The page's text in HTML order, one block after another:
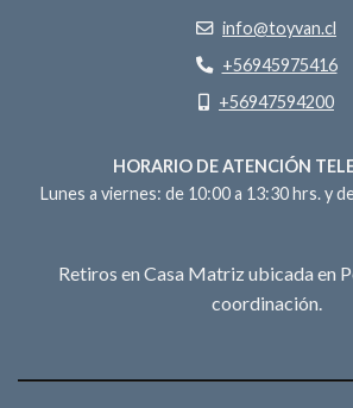
info@toyvan.cl
+56945975416
+56947594200
HORARIO DE ATENCIÓN
Lunes a viernes: de 10:00 a 13:30 hrs. y
Retiros en Casa Matriz ubicada en
coordinación.